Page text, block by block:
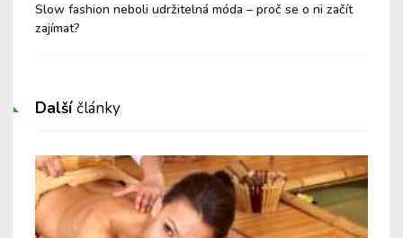
Slow fashion neboli udržitelná móda – proč se o ni začít
zajímat?
Dalšíčlánky